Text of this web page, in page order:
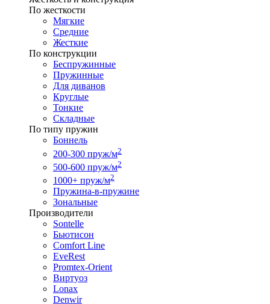
По жесткости
Мягкие
Средние
Жесткие
По конструкции
Беспружинные
Пружинные
Для диванов
Круглые
Тонкие
Складные
По типу пружин
Боннель
200-300 пруж/м2
500-600 пруж/м2
1000+ пруж/м2
Пружина-в-пружине
Зональные
Производители
Sontelle
Бьютисон
Comfort Line
EveRest
Promtex-Orient
Виртуоз
Lonax
Denwir